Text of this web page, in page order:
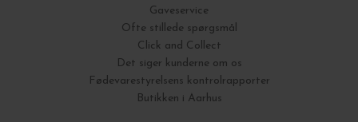
Gaveservice
Ofte stillede spørgsmål
Click and Collect
Det siger kunderne om os
Fødevarestyrelsens kontrolrapporter
Butikken i Aarhus